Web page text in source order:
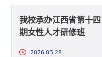
我校承办江西省第十四
期女性人才研修班
2026.05.28